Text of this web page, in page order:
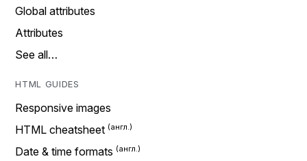
Global attributes
Attributes
See all…
HTML GUIDES
Responsive images
HTML cheatsheet
Date & time formats